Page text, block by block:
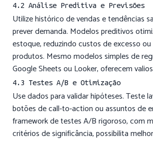
4.2 Análise Preditiva e Previsões
Utilize histórico de vendas e tendências
prever demanda. Modelos preditivos
estoque, reduzindo custos de excesso
produtos. Mesmo modelos simples de
Google Sheets ou Looker, oferecem
4.3 Testes A/B e Otimização
Use dados para validar hipóteses. Teste
botões de call-to-action ou assuntos de
framework de testes A/B rigoroso, com
critérios de significância, possibilita